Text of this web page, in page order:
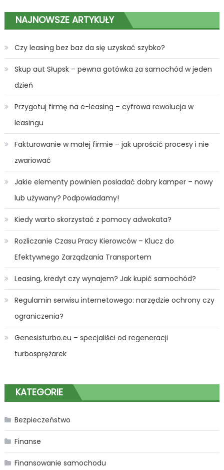
NAJNOWSZE ARTYKUŁY
Czy leasing bez baz da się uzyskać szybko?
Skup aut Słupsk – pewna gotówka za samochód w jeden
dzień
Przygotuj firmę na e-leasing – cyfrowa rewolucja w
leasingu
Fakturowanie w małej firmie – jak uprościć procesy i nie
zwariować
Jakie elementy powinien posiadać dobry kamper – nowy
lub używany? Podpowiadamy!
Kiedy warto skorzystać z pomocy adwokata?
Rozliczanie Czasu Pracy Kierowców – Klucz do
Efektywnego Zarządzania Transportem
Leasing, kredyt czy wynajem? Jak kupić samochód?
Regulamin serwisu internetowego: narzędzie ochrony czy
ograniczenia?
Genesisturbo.eu – specjaliści od regeneracji
turbosprężarek
KATEGORIE
Bezpieczeństwo
Finanse
Finansowanie samochodu